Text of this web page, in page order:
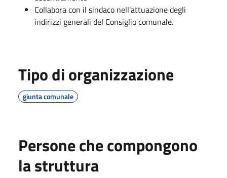
Collabora con il sindaco nell'attuazione degli
indirizzi generali del Consiglio comunale.
Tipo di organizzazione
giunta comunale
Persone che compongono
la struttura